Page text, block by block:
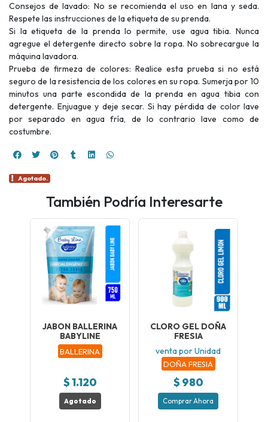
Consejos de lavado: No se recomienda el uso en lana y seda.
Respete las instrucciones de la etiqueta de su prenda.
Si la etiqueta de la prenda lo permite, use agua tibia. Nunca
agregue el detergente directo sobre la ropa. No sobrecargue la
máquina lavadora.
Prueba de firmeza de colores: Realice esta prueba si no está
seguro de la resistencia de los colores en su ropa. Sumerja por 10
minutos una parte escondida de la prenda en agua tibia con
detergente. Enjuague y deje secar. Si hay pérdida de color lave
por separado en agua fría, de lo contrario lave como de
costumbre.
Agotado.
También Podría Interesarte
JABON BALLERINA
BABYLINE
BALLERINA
$ 1.120
Agotado
CLORO GEL DOÑA
FRESIA
venta por Unidad
DOÑA FRESIA
$ 980
Comprar Ahora